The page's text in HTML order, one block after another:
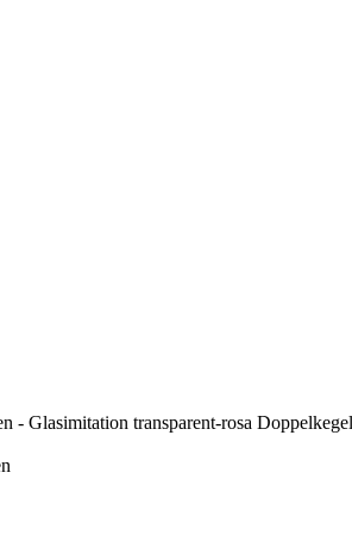
- Glasimitation transparent-rosa